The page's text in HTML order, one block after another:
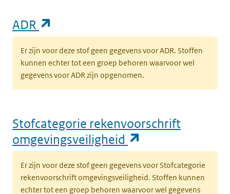
ADR
Er zijn voor deze stof geen gegevens voor ADR. Stoffen
kunnen echter tot een groep behoren waarvoor wel
gegevens voor ADR zijn opgenomen.
Stofcategorie rekenvoorschrift
omgevingsveiligheid
Er zijn voor deze stof geen gegevens voor Stofcategorie
rekenvoorschrift omgevingsveiligheid. Stoffen kunnen
echter tot een groep behoren waarvoor wel gegevens